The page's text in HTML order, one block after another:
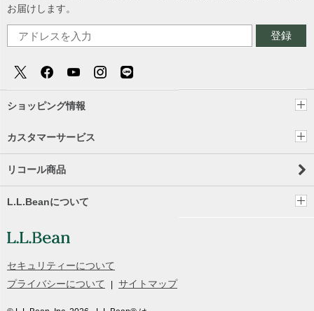
お届けします。
登録
ショッピング情報
カスタマーサービス
リコール商品
L.L.Beanについて
セキュリティーについて
プライバシーについて
サイトマップ